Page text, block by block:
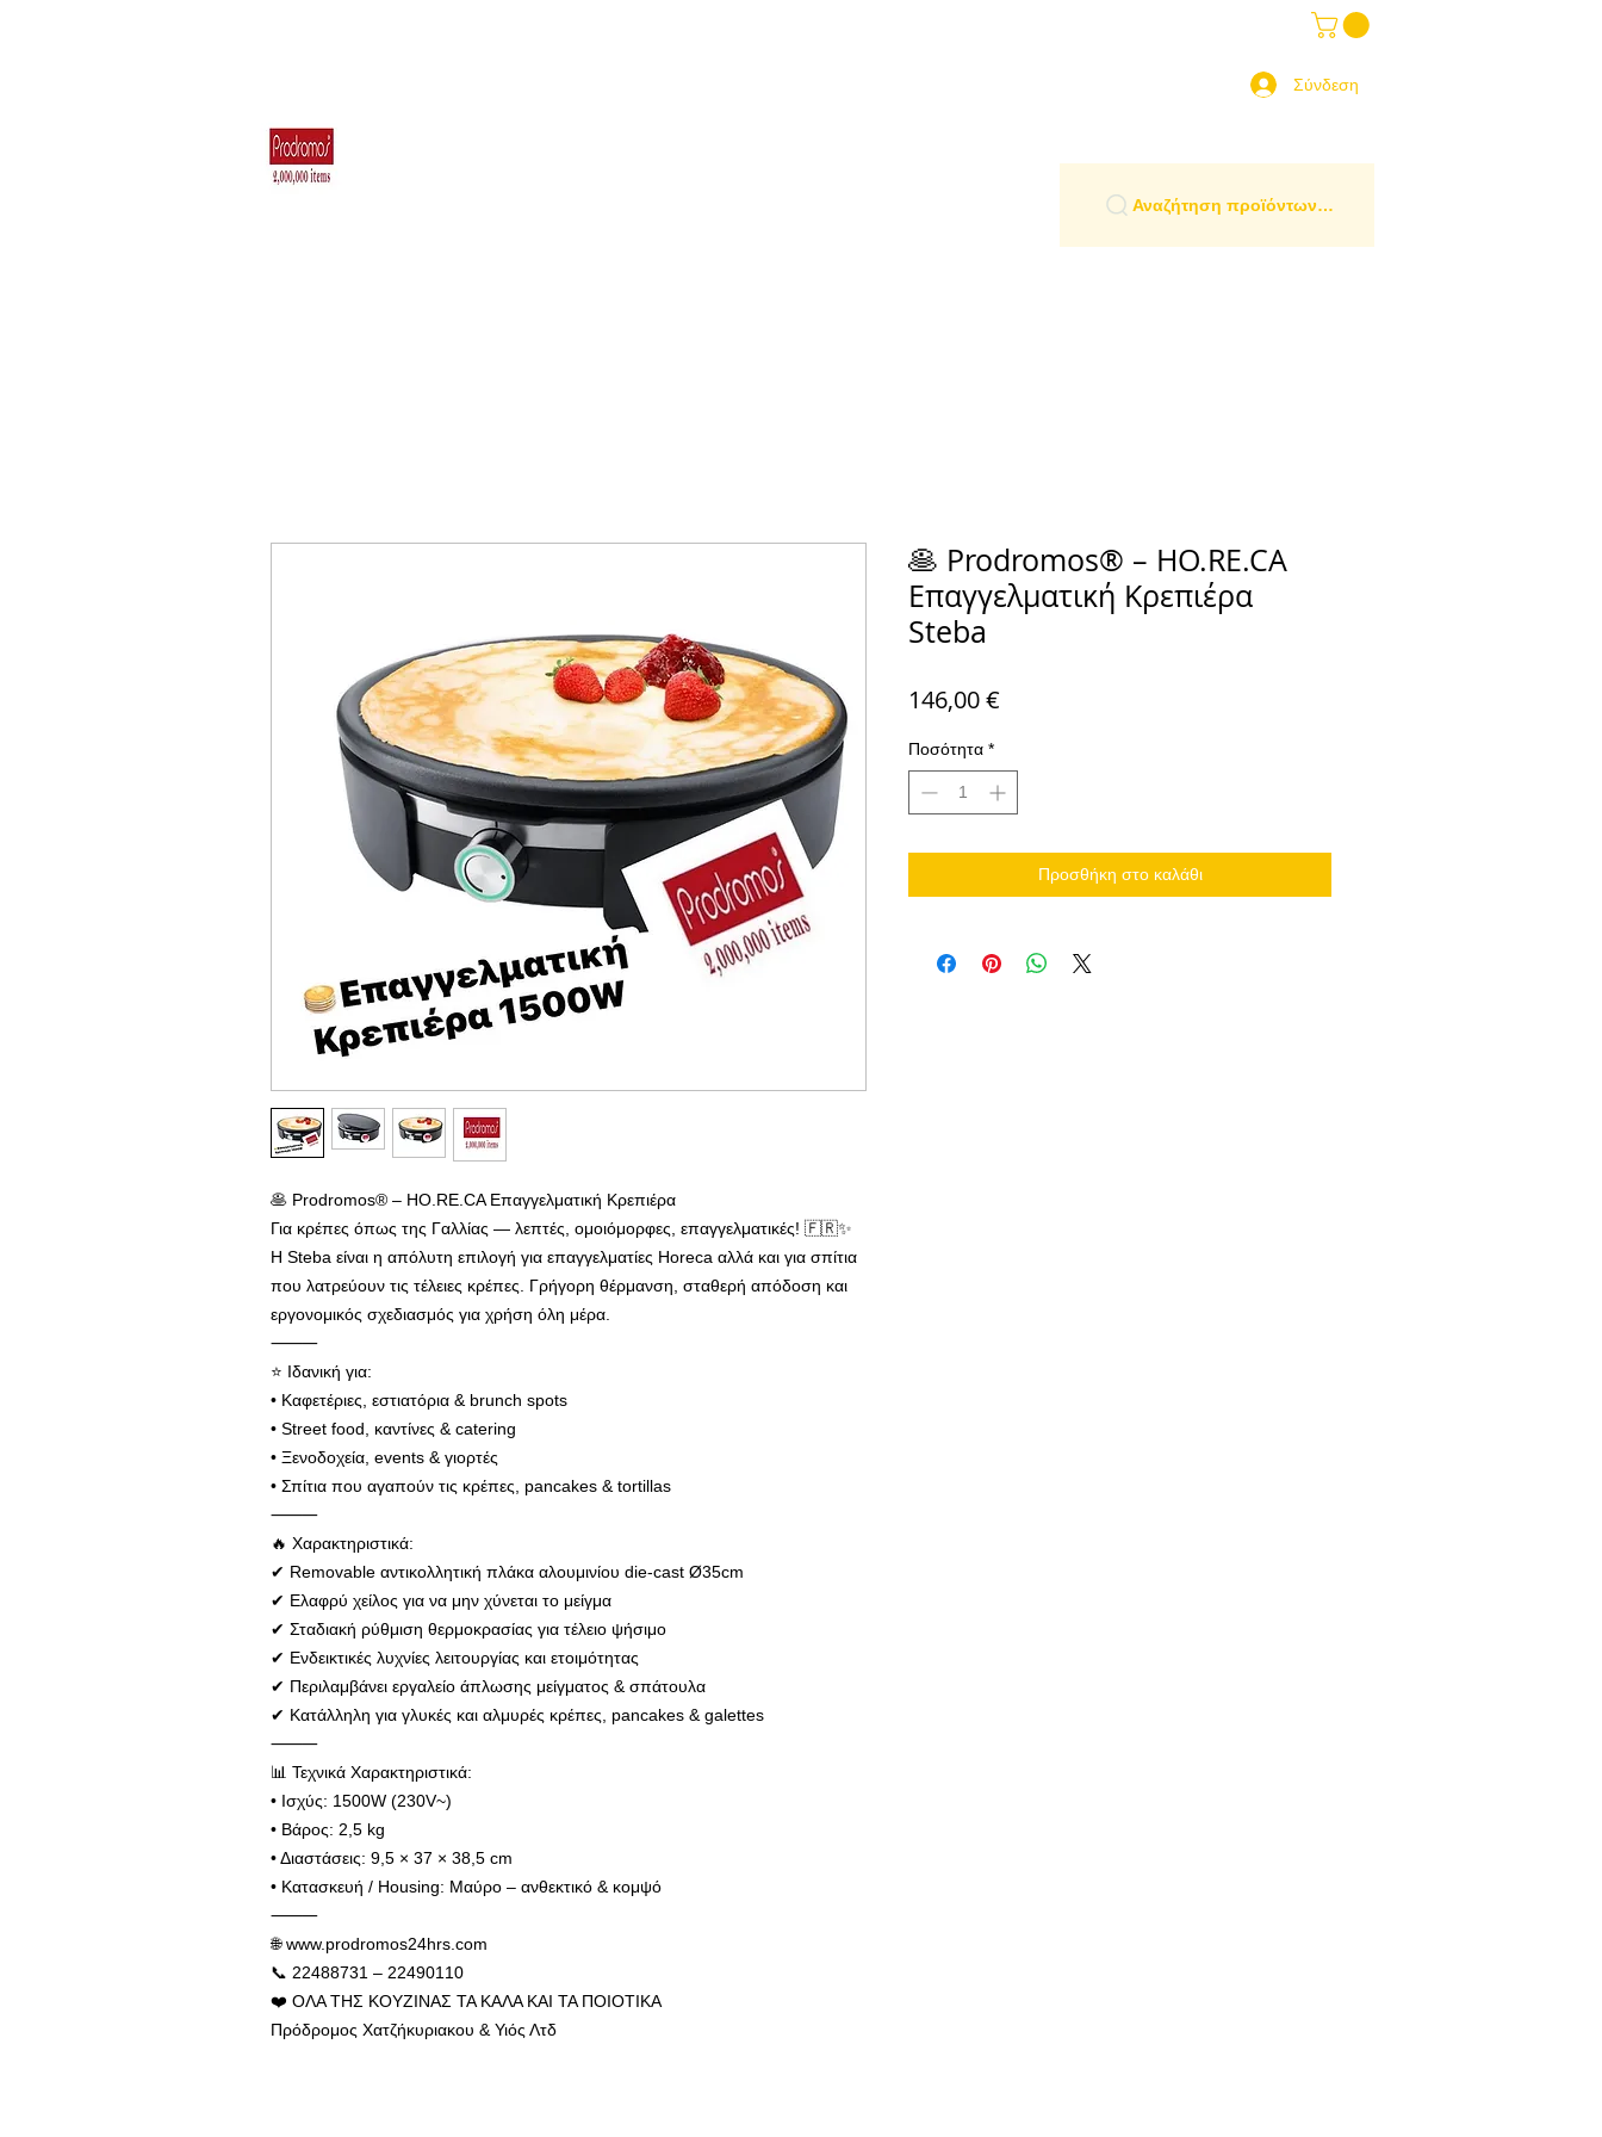
Σύνδεση
Αναζήτηση προϊόντων…
🥞 Prodromos® – HO.RE.CA Επαγγελματική Κρεπιέρα
Για κρέπες όπως της Γαλλίας — λεπτές, ομοιόμορφες, επαγγελματικές! 🇫🇷✨
Η Steba είναι η απόλυτη επιλογή για επαγγελματίες Horeca αλλά και για σπίτια
που λατρεύουν τις τέλειες κρέπες. Γρήγορη θέρμανση, σταθερή απόδοση και
εργονομικός σχεδιασμός για χρήση όλη μέρα.
⸻
⭐ Ιδανική για:
• Καφετέριες, εστιατόρια & brunch spots
• Street food, καντίνες & catering
• Ξενοδοχεία, events & γιορτές
• Σπίτια που αγαπούν τις κρέπες, pancakes & tortillas
⸻
🔥 Χαρακτηριστικά:
✔ Removable αντικολλητική πλάκα αλουμινίου die-cast Ø35cm
✔ Ελαφρύ χείλος για να μην χύνεται το μείγμα
✔ Σταδιακή ρύθμιση θερμοκρασίας για τέλειο ψήσιμο
✔ Ενδεικτικές λυχνίες λειτουργίας και ετοιμότητας
✔ Περιλαμβάνει εργαλείο άπλωσης μείγματος & σπάτουλα
✔ Κατάλληλη για γλυκές και αλμυρές κρέπες, pancakes & galettes
⸻
📊 Τεχνικά Χαρακτηριστικά:
• Ισχύς: 1500W (230V~)
• Βάρος: 2,5 kg
• Διαστάσεις: 9,5 × 37 × 38,5 cm
• Κατασκευή / Housing: Μαύρο – ανθεκτικό & κομψό
⸻
🌐 www.prodromos24hrs.com
📞 22488731 – 22490110
❤️ ΟΛΑ ΤΗΣ ΚΟΥΖΙΝΑΣ ΤΑ ΚΑΛΑ ΚΑΙ ΤΑ ΠΟΙΟΤΙΚΑ
Πρόδρομος Χατζήκυριακου & Υιός Λτδ
🥞 Prodromos® – HO.RE.CA
Επαγγελματική Κρεπιέρα
Steba
146,00 €
Ποσότητα *
Προσθήκη στο καλάθι